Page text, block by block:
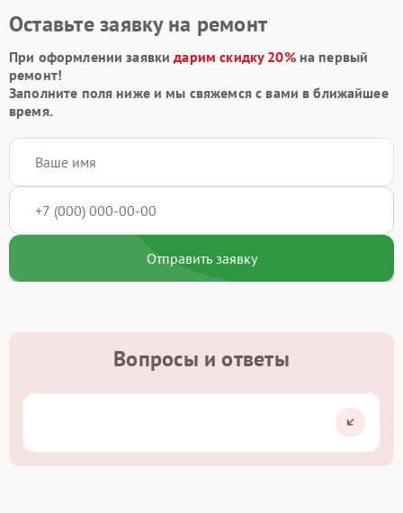
Оставьте заявку на ремонт
При оформлении заявкидарим скидку 20%на первый
ремонт!
Заполните поля ниже и мы свяжемся с вами в ближайшее
время.
Отправить заявку
Вопросы и ответы